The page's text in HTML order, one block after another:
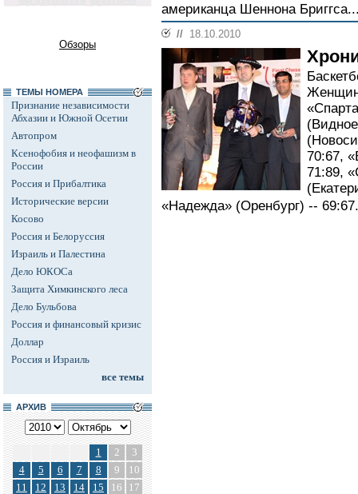
Обзоры
ТЕМЫ НОМЕРА
Признание независимости
Абхазии и Южной Осетии
Автопром
Ксенофобия и неофашизм в
России
Россия и Прибалтика
Исторические версии
Косово
Россия и Белоруссия
Израиль и Палестина
Дело ЮКОСа
Защита Химкинского леса
Дело Бульбова
Россия и финансовый кризис
Доллар
Россия и Израиль
все темы
АРХИВ
1 2
3
4
5 6 7 8 9
10
11
12 13 14 15 16
17
американца Шеннона
// 18.10.2010
70:67,
71:89,
«Надежда» (Оренбург) --